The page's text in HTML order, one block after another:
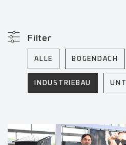
Filter
ALLE BOGENDACH
INDUSTRIEBAU